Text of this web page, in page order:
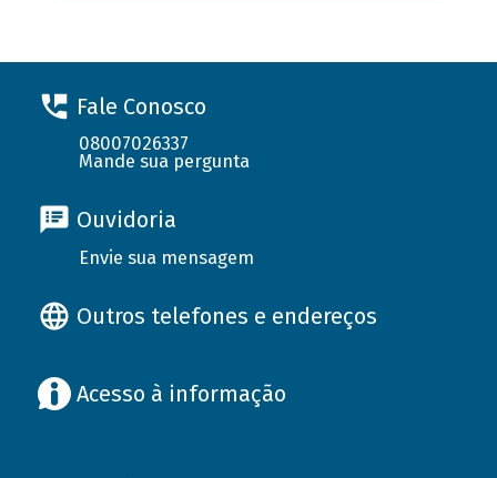
Fale Conosco
08007026337
Mande sua pergunta
Ouvidoria
Envie sua mensagem
Outros telefones e endereços
Acesso à informação